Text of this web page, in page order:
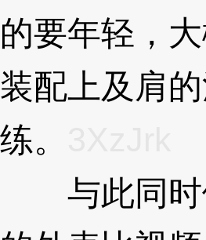
的要年轻，
装配上及肩
练。
与此同时